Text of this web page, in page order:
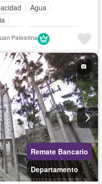
Agua
Cocina integral
Electricidad
Internet
Televisión por cable
Palestina
Remate Bancario
Departamento